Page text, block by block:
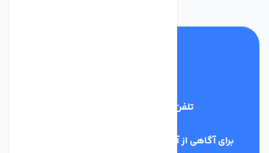
تلفن پشتیبانی
برای آگاهی از آخرین اخبار در خبرنامه ما عضو شوید